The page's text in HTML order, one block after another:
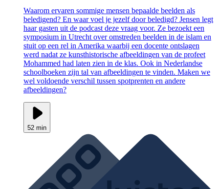
Waarom ervaren sommige mensen bepaalde beelden als
beledigend? En waar voel je jezelf door beledigd? Jensen legt
haar gasten uit de podcast deze vraag voor. Ze bezoekt een
symposium in Utrecht over omstreden beelden in de islam en
stuit op een rel in Amerika waarbij een docente ontslagen
werd nadat ze kunsthistorische afbeeldingen van de profeet
Mohammed had laten zien in de klas. Ook in Nederlandse
schoolboeken zijn tal van afbeeldingen te vinden. Maken we
wel voldoende verschil tussen spotprenten en andere
afbeeldingen?
52 min